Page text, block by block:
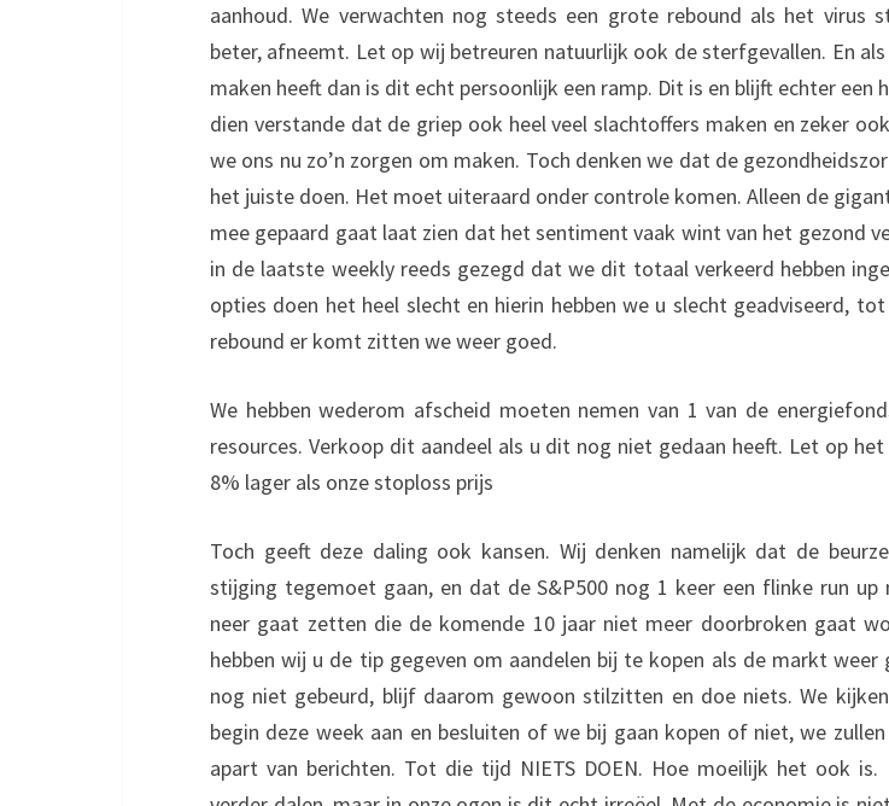
aanhoud. We verwachten nog steeds een grote rebound als het virus
beter, afneemt. Let op wij betreuren natuurlijk ook de sterfgevallen. En
maken heeft dan is dit echt persoonlijk een ramp. Dit is en blijft echter een
dien verstande dat de griep ook heel veel slachtoffers maken en zeker
we ons nu zo’n zorgen om maken. Toch denken we dat de
het juiste doen. Het moet uiteraard onder controle komen. Alleen de
mee gepaard gaat laat zien dat het sentiment vaak wint van het gezond
in de laatste weekly reeds gezegd dat we dit totaal verkeerd hebben
opties doen het heel slecht en hierin hebben we u slecht geadviseerd,
rebound er komt zitten we weer goed.
We hebben wederom afscheid moeten nemen van 1 van de
resources. Verkoop dit aandeel als u dit nog niet gedaan heeft. Let op het
8% lager als onze stoploss prijs
Toch geeft deze daling ook kansen. Wij denken namelijk dat de
stijging tegemoet gaan, en dat de S&P500 nog 1 keer een flinke run up
neer gaat zetten die de komende 10 jaar niet meer doorbroken gaat
hebben wij u de tip gegeven om aandelen bij te kopen als de markt weer
nog niet gebeurd, blijf daarom gewoon stilzitten en doe niets. We
begin deze week aan en besluiten of we bij gaan kopen of niet, we
apart van berichten. Tot die tijd NIETS DOEN. Hoe moeilijk het ook is.